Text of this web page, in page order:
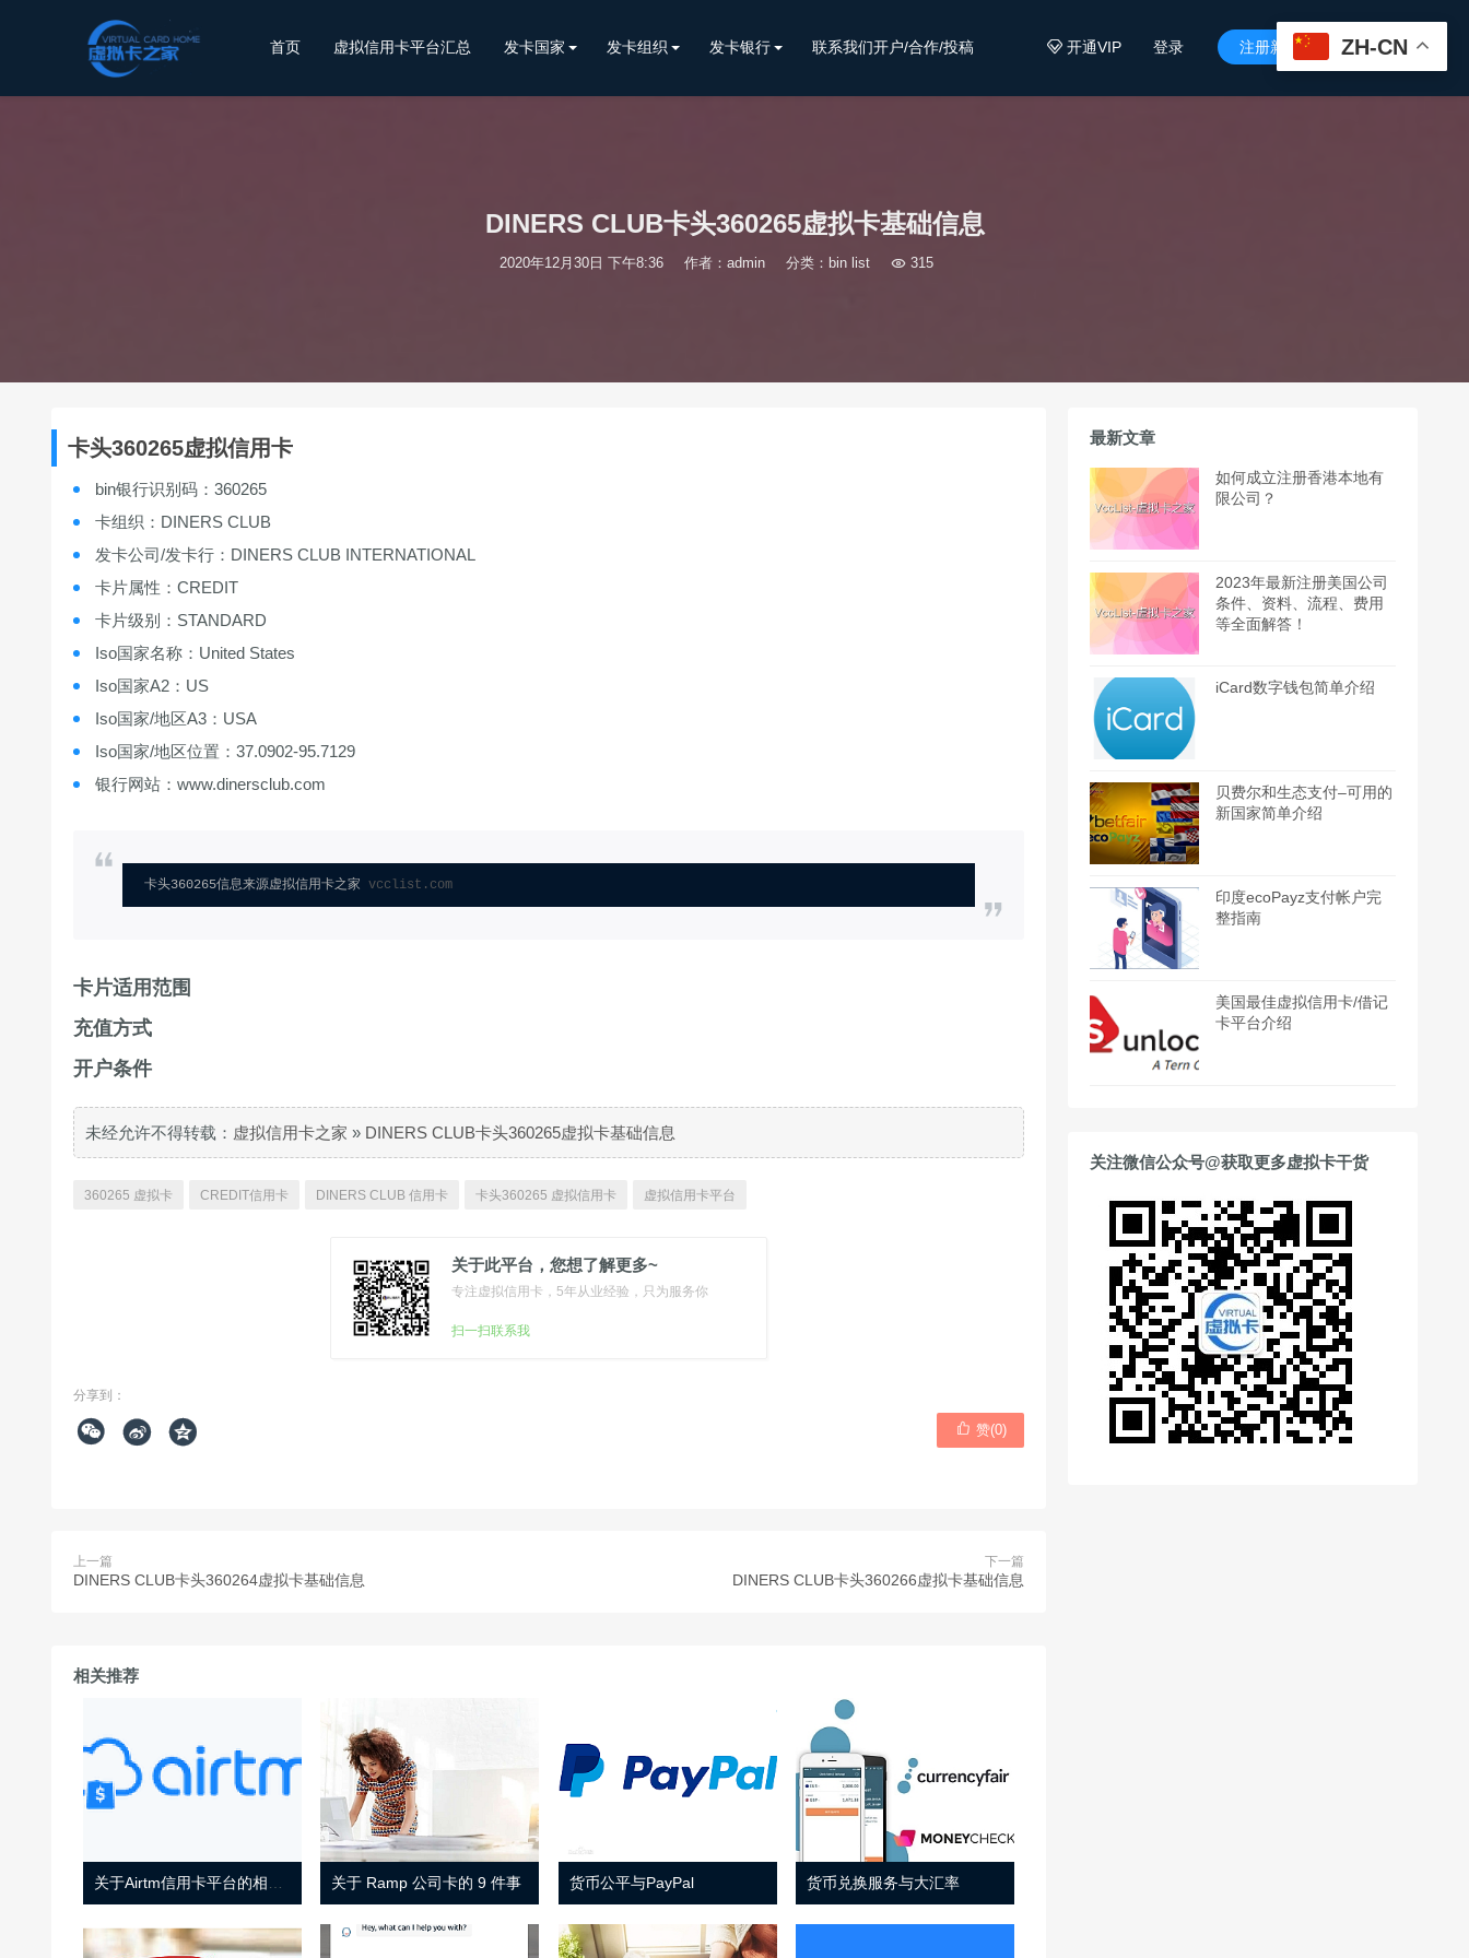
开通VIP 登录 注册新用户 
首页 虚拟信用卡平台汇总 发卡国家 发卡组织 发卡银行 联系我们开户/合作/投稿
DINERS CLUB卡头360265虚拟卡基础信息
2020年12月30日 下午8:36 作者：admin 分类： bin list 315
卡头360265虚拟信用卡
bin银行识别码：360265
卡组织：DINERS CLUB
发卡公司/发卡行：DINERS CLUB INTERNATIONAL
卡片属性：CREDIT
卡片级别：STANDARD
Iso国家名称：United States
Iso国家A2：US
Iso国家/地区A3：USA
Iso国家/地区位置：37.0902-95.7129
银行网站：www.dinersclub.com
卡头360265信息来源虚拟信用卡之家 vcclist.com
卡片适用范围
充值方式
开户条件
未经允许不得转载： 虚拟信用卡之家 » DINERS CLUB卡头360265虚拟卡基础信息
360265 虚拟卡 CREDIT信用卡 DINERS CLUB 信用卡 卡头360265 虚拟信用卡 虚拟信用卡平台
关于此平台，您想了解更多~
专注虚拟信用卡，5年从业经验，只为服务你
扫一扫联系我
分享到：
    赞(0)
上一篇
DINERS CLUB卡头360264虚拟卡基础信息
下一篇
DINERS CLUB卡头360266虚拟卡基础信息
相关推荐
关于 Ramp 公司卡的 9 件事 货币公平与PayPal 货币兑换服务与大汇率
最新文章
如何成立注册香港本地有
限公司？
2023年最新注册美国公司
条件、资料、流程、费用
等全面解答！
iCard数字钱包简单介绍
贝费尔和生态支付–可用的
新国家简单介绍
印度ecoPayz支付帐户完
整指南
美国最佳虚拟信用卡/借记
卡平台介绍
关注微信公众号@获取更多虚拟卡干货
ZH-CN